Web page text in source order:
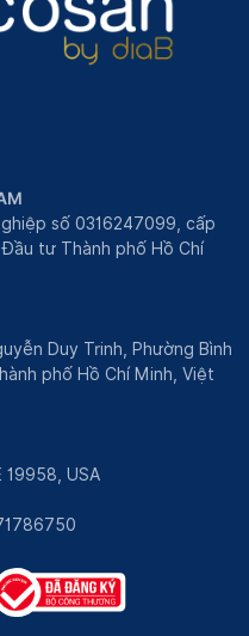
số 0316247099, cấp
tư Thành phố Hồ Chí
Duy Trinh, Phường Bình
phố Hồ Chí Minh, Việt
19958, USA